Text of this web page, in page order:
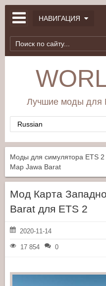
НАВИГАЦИЯ
Лучшие моды для
Моды для симулятора ETS 2
Map Jawa Barat
Мод Карта
Barat для ETS 2
2020-11-14
17 854 0